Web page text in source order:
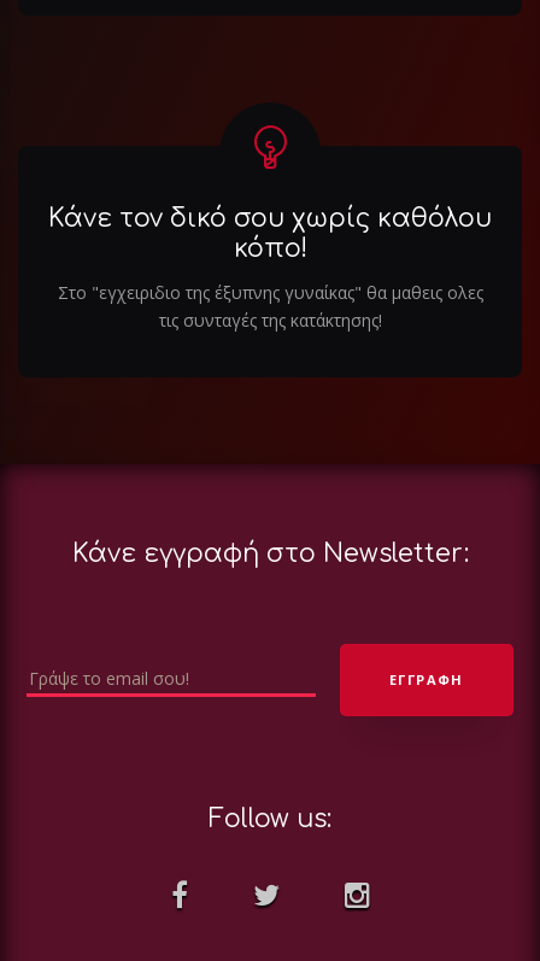
Κάνε τον δικό σου χωρίς καθόλου
κόπο!
Στο "εγχειριδιο της έξυπνης γυναίκας" θα μαθεις ολες
τις συνταγές της κατάκτησης!
Κάνε εγγραφή στο Newsletter:
Follow us: